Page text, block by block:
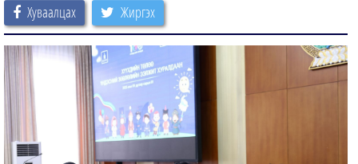
Хуваалцах Жиргэх